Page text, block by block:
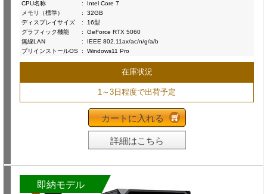
CPU名称 :
Intel Core 7
メモリ（標準）
:
32GB
ディスプレイサイズ
:
16型
グラフィック機能
:
GeForce RTX 5060
無線LAN
:
IEEE 802.11ax/ac/n/g/a/b
プリインストールOS : Windows11 Pro
在庫状況
1～3日程度で出荷予定
カートに入れる
詳細はこちら
即納モデル